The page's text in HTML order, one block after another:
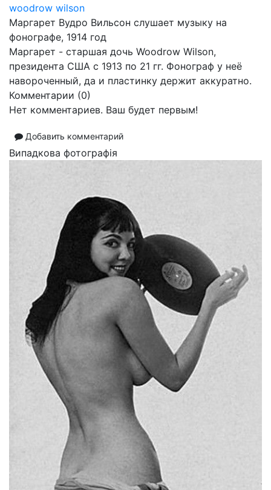
woodrow wilson
Маргарет Вудро Вильсон слушает музыку на
фонографе, 1914 год
Маргарет - старшая дочь Woodrow Wilson,
президента США с 1913 по 21 гг. Фонограф у неё
навороченный, да и пластинку держит аккуратно.
Комментарии (0)
Нет комментариев. Ваш будет первым!
Добавить комментарий
Випадкова фотографія